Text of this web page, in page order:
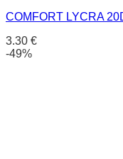
COMFORT LYCRA
3.30 €
-49%